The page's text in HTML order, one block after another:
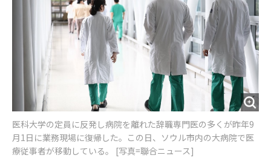
医科大学の定員に反発し病院を離れた辞職専門医の多くが昨年9
月1日に業務現場に復帰した。この日、ソウル市内の大病院で医
療従事者が移動している。 [写真=聯合ニュース]